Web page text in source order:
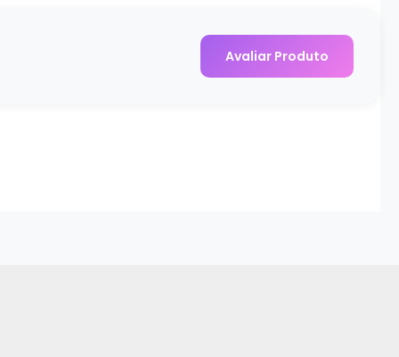
Avaliar Produto